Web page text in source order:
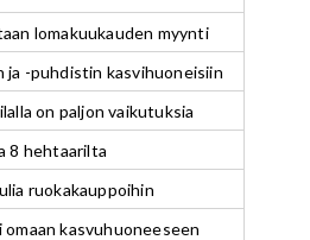
lomakuukauden myynti
ja -puhdistin kasvihuoneisiin
on paljon vaikutuksia
8 hehtaarilta
ruokakauppoihin
kasvuhuoneeseen